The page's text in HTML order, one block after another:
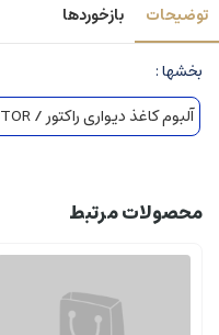
توضیحات بازخوردها
بخشها :
آلبوم کاغذ دیواری راکتور / REACTOR
محصولات مرتبط